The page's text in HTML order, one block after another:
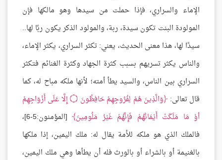
الإماء والسراري، فإذا حملت من سيدها وهو مالكها فإن
المولودة البنت تكون سيدة، ربة، والمولود الذكر يكون ربًا لها..
سيدًا لها، هذا معنى الحديث، يعني: تكثر السراري، يكثر الإماء،
والناس يكثر تسريهم بسبب كثرة الجهاد وكثرة الغنائم فتكثر
السراري بين الناس، والسيد يطأ أمته؛ لأنها ملكه مباح له، كما
قال تعالى:
وَالَّذِينَ هُمْ لِفُرُوجِهِمْ حَافِظُونَ ۝ إِلَّا عَلَى أَزْوَاجِهِمْ
أوْ مَا مَلَكَتْ أَيْمَانُهُمْ فَإِنَّهُمْ غَيْرُ مَلُومِينَ
[المؤمنون:5-6]،
فالملك الذي هو ملكه للأمة يقال له: ملك اليمين، إذا ملكها
بالغنيمة أو بالشراء أو بالورث فله أن يطأها وهي ملك اليمين،